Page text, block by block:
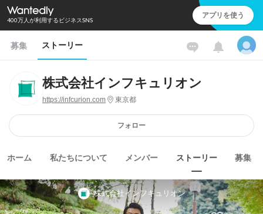
400万人が利用するビジネスSNS アプリを使う
募集 ストーリー
株式会社インフキュリオン
https://infcurion.com 東京都
フォロー
ホーム 私たちについて メンバー ストーリー 募集
株式会社インフキュリオン